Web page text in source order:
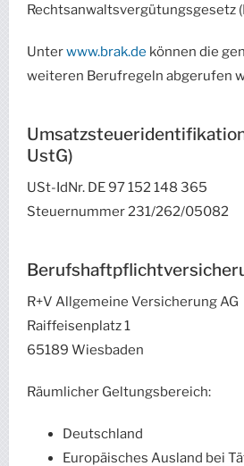
Rechtsanwaltsvergütungsgesetz
Unterwww.brak.de können die
weiteren Berufregeln abgerufen
UstG)
USt-IdNr. DE 97 152 148 365
Steuernummer 231/262/05082
R+V Allgemeine Versicherung AG
Raiffeisenplatz 1
65189 Wiesbaden
Räumlicher Geltungsbereich:
Deutschland
Europäisches Ausland bei